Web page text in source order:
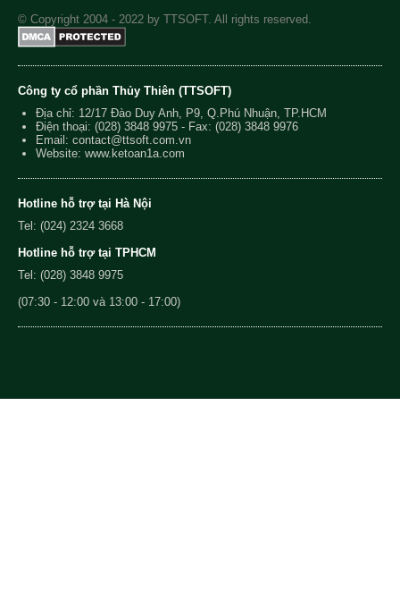
© Copyright 2004 - 2022 by TTSOFT. All rights reserved.
Công ty cổ phần Thủy Thiên (TTSOFT)
Địa chỉ: 12/17 Đào Duy Anh, P9, Q.Phú Nhuận, TP.HCM
Điện thoại: (028) 3848 9975 - Fax: (028) 3848 9976
Email: contact@ttsoft.com.vn
Website: www.ketoan1a.com
Hotline hỗ trợ tại Hà Nội
Tel: (024) 2324 3668
Hotline hỗ trợ tại TPHCM
Tel: (028) 3848 9975
(07:30 - 12:00 và 13:00 - 17:00)